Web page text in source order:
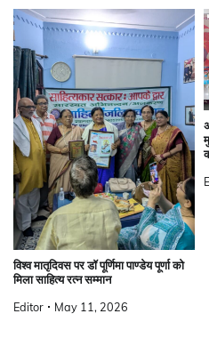
विश्व मातृदिवस पर डॉ पूर्णिमा पाण्डेय पूर्णा को
मिला साहित्य रत्न सम्मान
Editor May 11, 2026